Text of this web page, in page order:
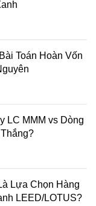
Toán Hoàn Vốn
LC MMM vs Dòng
Lựa Chọn Hàng
LEED/LOTUS?